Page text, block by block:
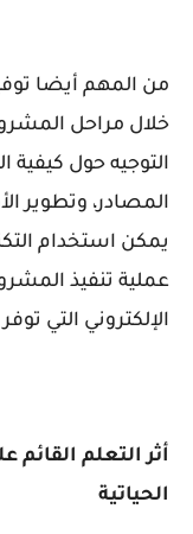
من المهم أيضا
خلال مراحل
التوجيه حول كيفية
المصادر، وتطوير
يمكن استخدام
عملية تنفيذ
الإلكتروني التي
أثر التعلم
الحياتية